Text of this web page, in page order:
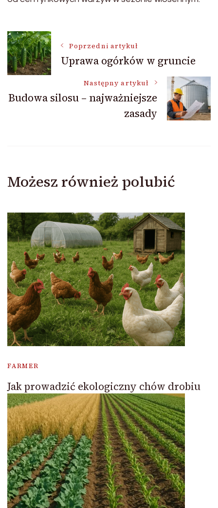
Nawigacja
wpisu
Poprzedni artykuł
Uprawa ogórków w gruncie
Następny artykuł
Budowa silosu – najważniejsze
zasady
Możesz również polubić
FARMER
Jak prowadzić ekologiczny chów drobiu